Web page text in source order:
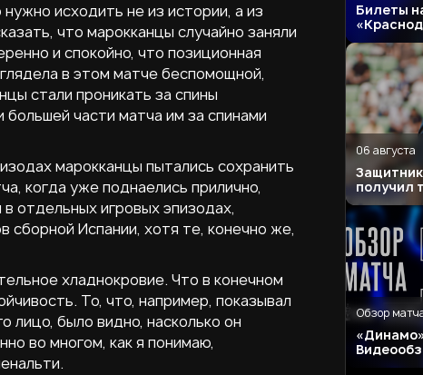
исходить не из истории, а из
что марокканцы случайно заняли
и спокойно, что позиционная
в этом матче беспомощной,
стали проникать за спины
части матча им за спинами
марокканцы пытались сохранить
когда уже поднаелись прилично,
отдельных игровых эпизодах,
сборной Испании, хотя те, конечно же,
хладнокровие. Что в конечном
То, что, например, показывал
лицо, было видно, насколько он
во многом, как я понимаю,
Билеты
06 августа
получил
Обзор